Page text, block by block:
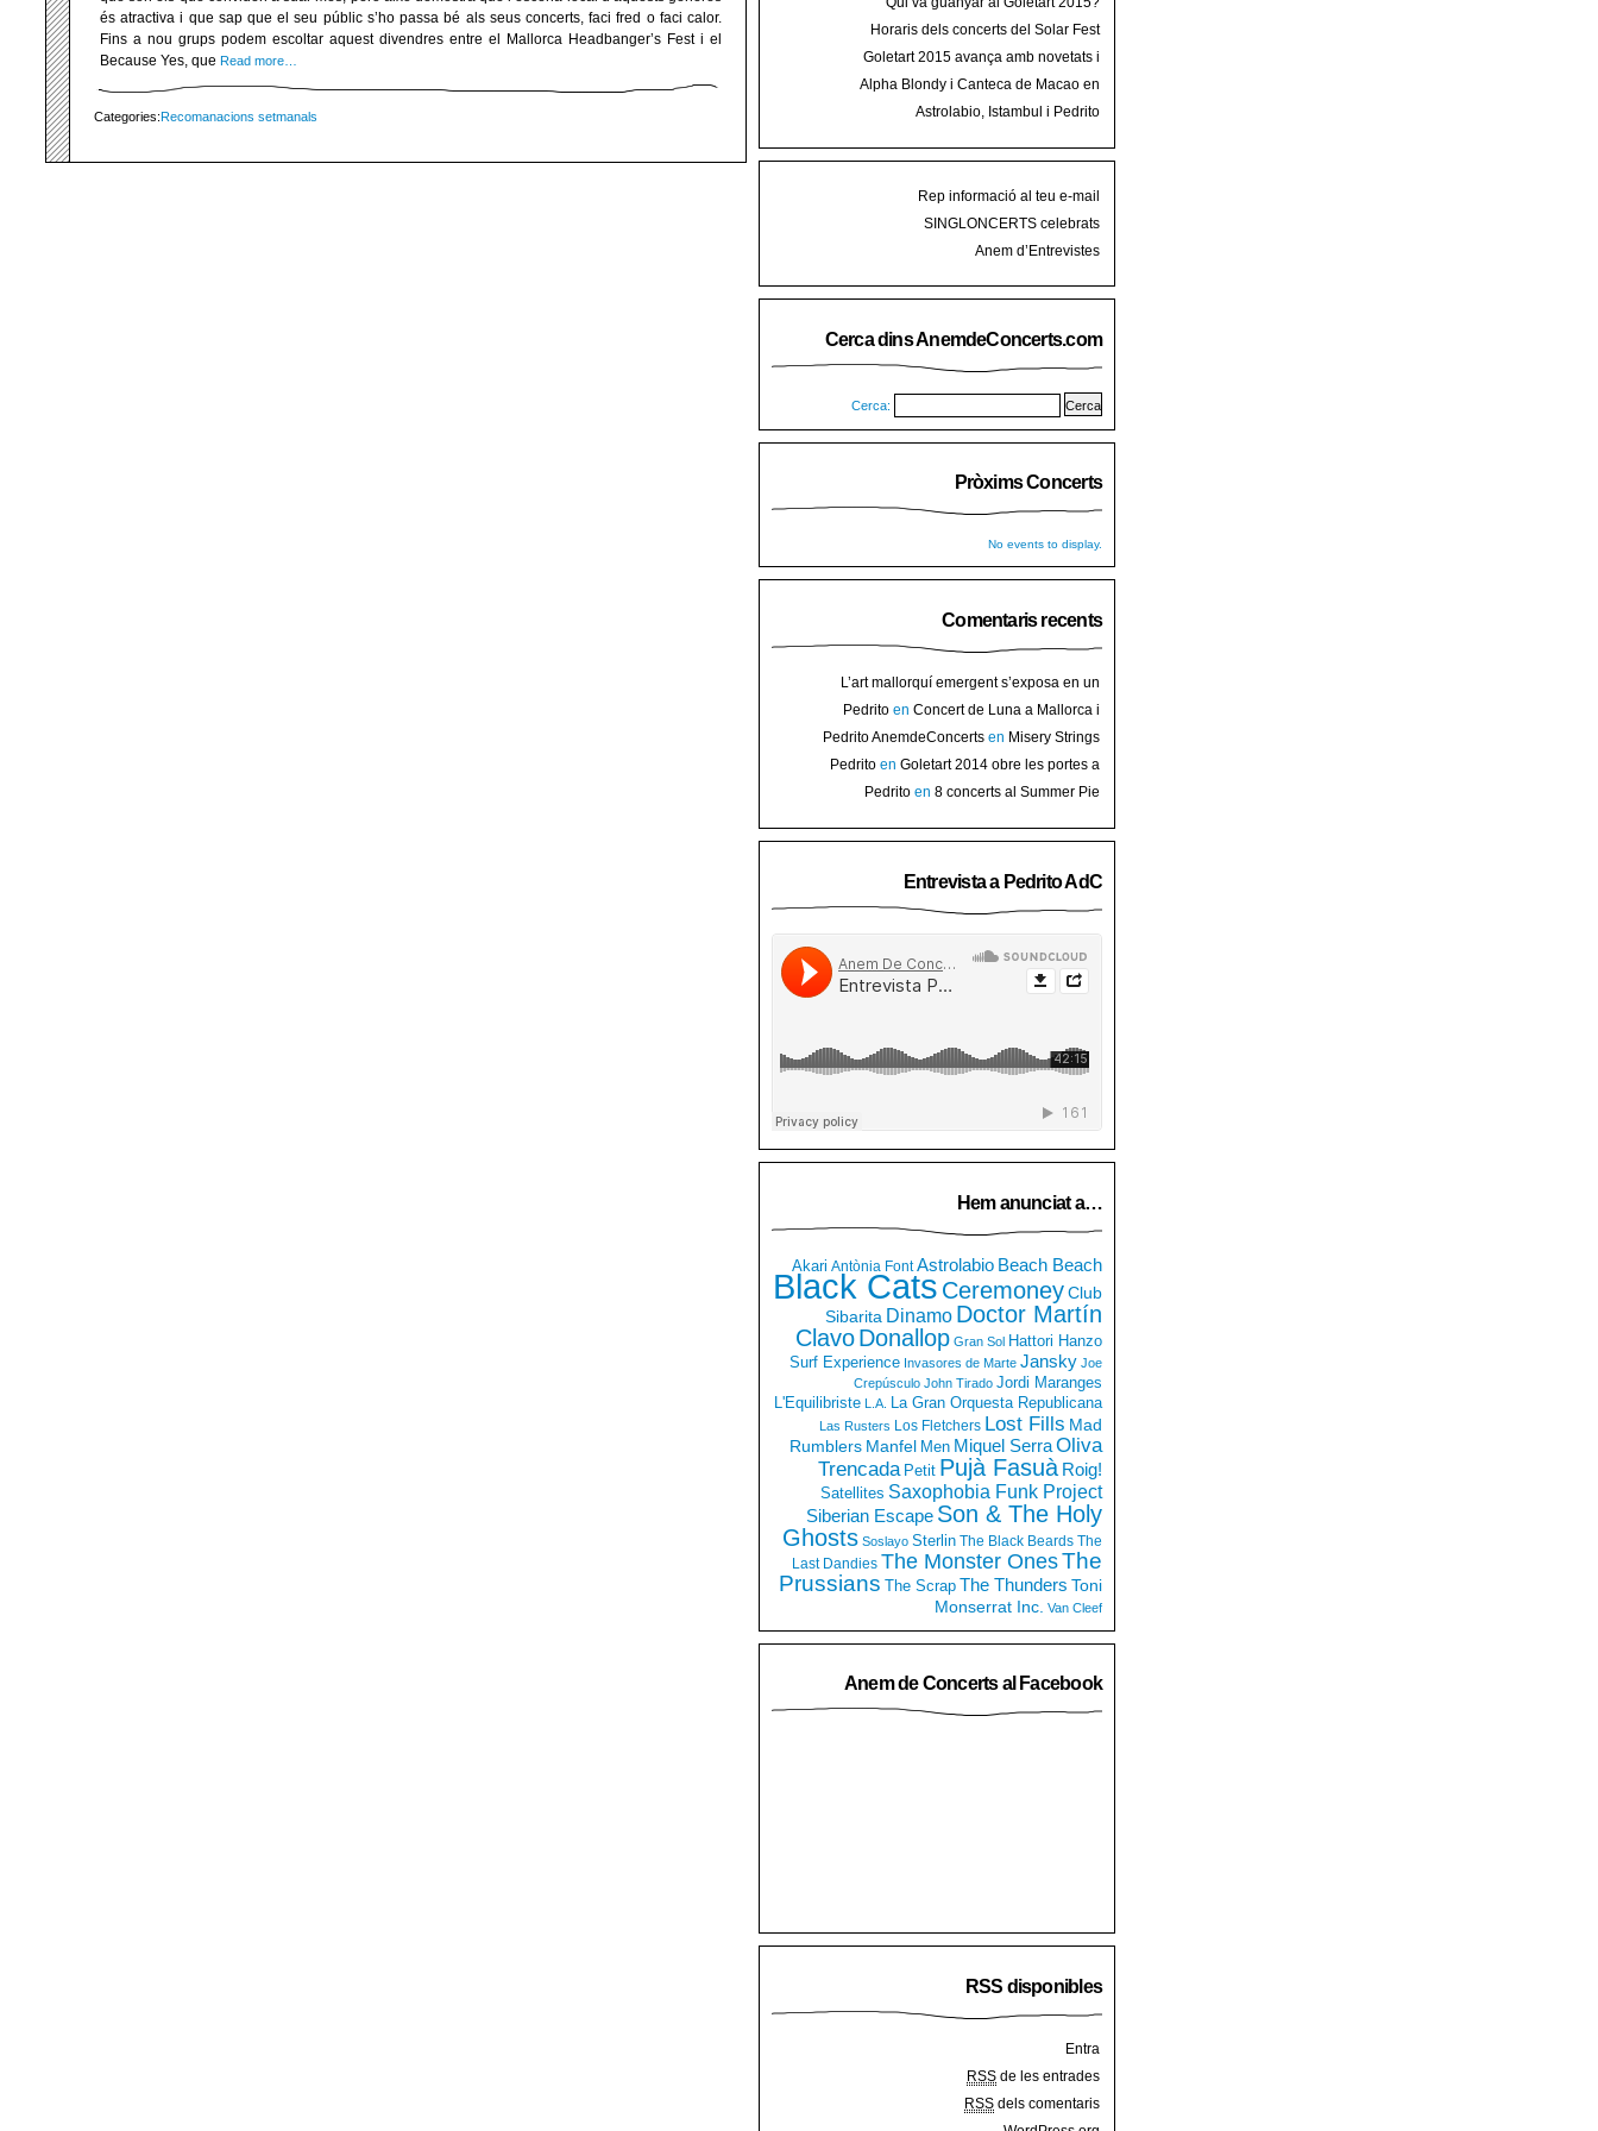
és atractiva i que sap que el seu públic s’ho passa bé als seus concerts, faci fred o faci calor.
Fins a nou grups podem escoltar aquest divendres entre el Mallorca Headbanger’s Fest i el
Because Yes, que Read more…
Categories:Recomanacions setmanals
Horaris dels concerts del Solar Fest
2015 a Mallorca
Goletart 2015 avança amb novetats i
encetarà la LI Festa des Vermar amb art
Alpha Blondy i Canteca de Macao en
concert al Mallorca Roots Festival
Astrolabio, Istambul i Pedrito
Rep informació al teu e-mail
SINGLONCERTS celebrats
Anem d’Entrevistes
Cerca dins AnemdeConcerts.com
Cerca:
Pròxims Concerts
No events to display.
Comentaris recents
L’art mallorquí emergent s’exposa en un
carrer de Binissalem ⋆ Noticias de hoy
en
Binissalem
Pedrito en Concert de Luna a Mallorca i
sorteig d’entrades
Pedrito AnemdeConcerts en Misery Strings
presenten nou disc al Teatre Mar i Terra de
Pedrito en Goletart 2014 obre les portes a
l’art de Binissalem
Pedrito en 8 concerts al Summer Pie
Entrevista a Pedrito AdC
Hem anunciat a…
Akari Antònia Font Astrolabio Beach Beach
Black Cats CeremoneyClub
Sibarita Dinamo Doctor Martín
ClavoDonallop Gran Sol Hattori Hanzo
Surf Experience Invasores de Marte Jansky Joe
Crepúsculo John Tirado Jordi Maranges
L'Equilibriste L.A. La Gran Orquesta Republicana
Las Rusters Los Fletchers Lost Fills Mad
Rumblers Manfel Men Miquel SerraOliva
Trencada Petit Pujà Fasuà Roig!
Satellites Saxophobia Funk Project
Siberian Escape Son & The Holy
Ghosts Soslayo Sterlin The Black Beards The
Last Dandies The Monster OnesThe
Prussians The Scrap The Thunders Toni
Monserrat Inc. Van Cleef
Anem de Concerts al Facebook
RSS disponibles
Entra
RSS de les entrades
RSS dels comentaris